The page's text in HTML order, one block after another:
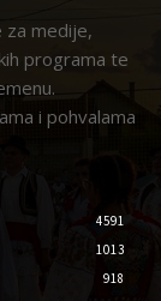
za medije,
programa te
i pohvalama
4591
1013
918